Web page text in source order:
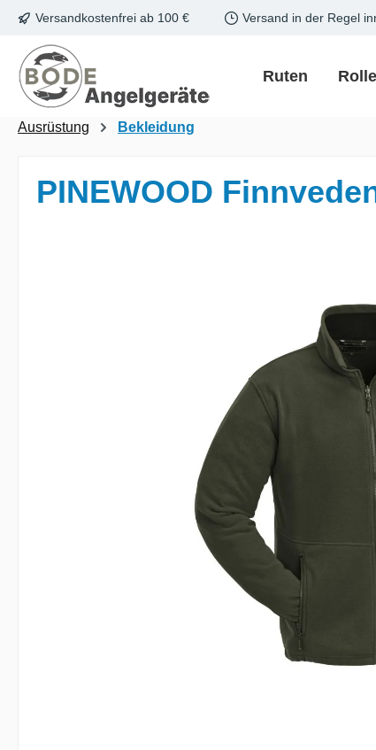
Hauptinhalt springen
Zur Suche springen
Zur Hauptnavigation springen
Versandkostenfrei ab 100 € Versand in der Regel
Ruten
Ausrüstung Bekleidung
PINEWOOD